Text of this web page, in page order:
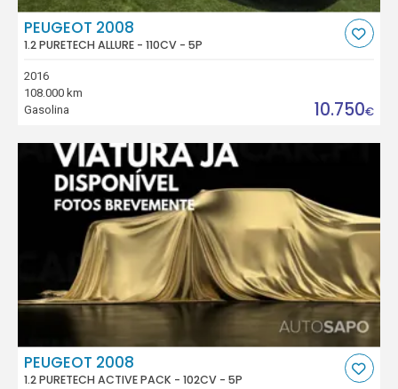
PEUGEOT 2008
1.2 PURETECH ALLURE - 110CV - 5P
2016
108.000 km
Gasolina
10.750€
PEUGEOT 2008
1.2 PURETECH ACTIVE PACK - 102CV - 5P